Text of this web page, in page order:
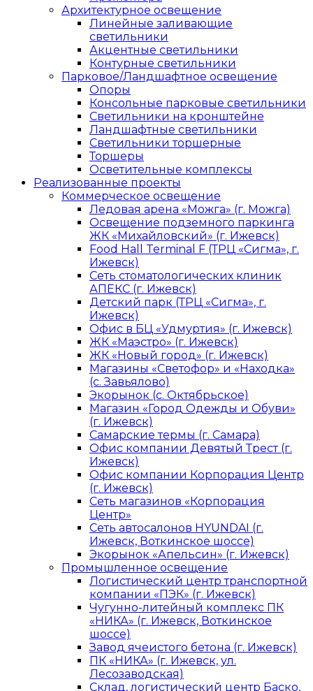
Архитектурное освещение
Линейные заливающие
светильники
Акцентные светильники
Контурные светильники
Парковое/Ландшафтное освещение
Опоры
Консольные парковые светильники
Светильники на кронштейне
Ландшафтные светильники
Светильники торшерные
Торшеры
Осветительные комплексы
Реализованные проекты
Коммерческое освещение
Ледовая арена «Можга» (г. Можга)
Освещение подземного паркинга
ЖК «Михайловский» (г. Ижевск)
Food Hall Terminal F (ТРЦ «Сигма», г.
Ижевск)
Сеть стоматологических клиник
АПЕКС (г. Ижевск)
Детский парк (ТРЦ «Сигма», г.
Ижевск)
Офис в БЦ «Удмуртия» (г. Ижевск)
ЖК «Маэстро» (г. Ижевск)
ЖК «Новый город» (г. Ижевск)
Магазины «Светофор» и «Находка»
(с. Завьялово)
Экорынок (с. Октябрьское)
Магазин «Город Одежды и Обуви»
(г. Ижевск)
Самарские термы (г. Самара)
Офис компании Девятый Трест (г.
Ижевск)
Офис компании Корпорация Центр
(г. Ижевск)
Сеть магазинов «Корпорация
Центр»
Сеть автосалонов HYUNDAI (г.
Ижевск, Воткинское шоссе)
Экорынок «Апельсин» (г. Ижевск)
Промышленное освещение
Логистический центр транспортной
компании «ПЭК» (г. Ижевск)
Чугунно-литейный комплекс ПК
«НИКА» (г. Ижевск, Воткинское
шоссе)
Завод ячеистого бетона (г. Ижевск)
ПК «НИКА» (г. Ижевск, ул.
Лесозаводская)
Склад, логистический центр Баско,